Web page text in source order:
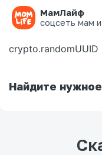
МамЛайф
соцсеть мам
Ошибка на
Найдите